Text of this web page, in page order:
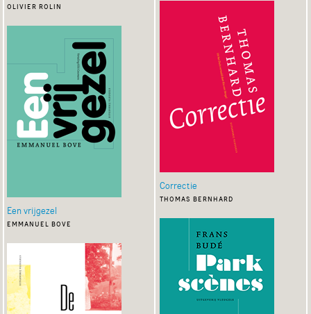
olivier rolin
Een vrijgezel
emmanuel bove
Correctie
thomas bernhard